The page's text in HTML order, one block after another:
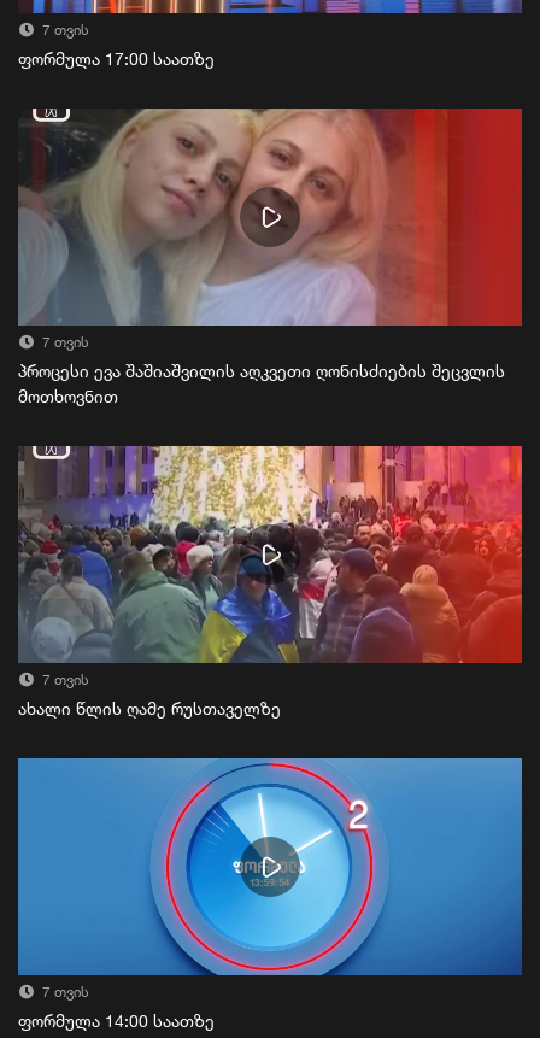
7 თვის
ფორმულა 17:00 საათზე
7 თვის
პროცესი ევა შაშიაშვილის აღკვეთი ღონისძიების შეცვლის
მოთხოვნით
7 თვის
ახალი წლის ღამე რუსთაველზე
7 თვის
ფორმულა 14:00 საათზე